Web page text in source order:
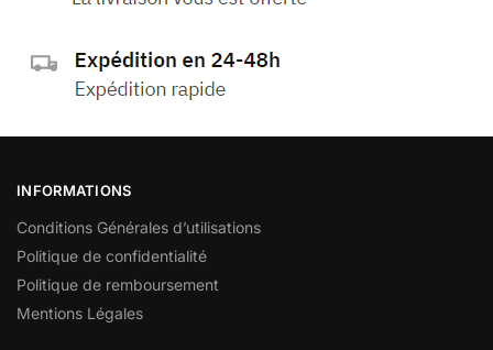
INFORMATIONS
Conditions Générales d’utilisations
Politique de confidentialité
Politique de remboursement
Mentions Légales